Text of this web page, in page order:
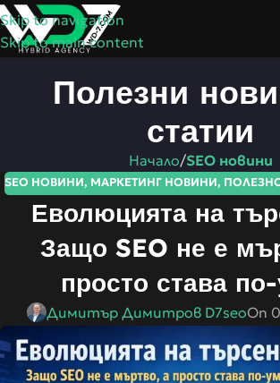
Skip to navigation
Skip to main content
Полезни
статии
Начало/SEO новини
SEO НОВИНИ, МАРКЕТИНГ НОВИНИ,
Еволюцията на
Защо SEO не е
просто става
Димитър Димитров D7seoOn